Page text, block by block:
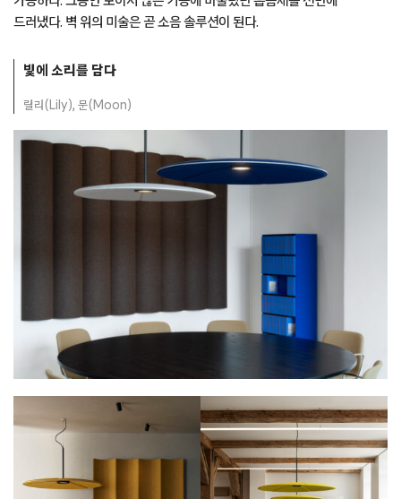
드러냈다. 벽 위의 미술은 곧 소음 솔루션이 된다.
빛에 소리를 담다
릴리(Lily), 문(Moon)